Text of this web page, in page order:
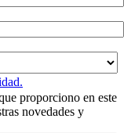
proporciono en este
novedades y